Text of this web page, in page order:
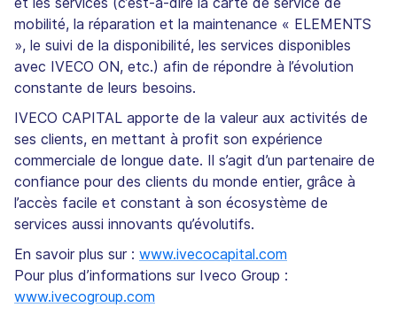
mobilité, la réparation et la maintenance « ELEMENTS
», le suivi de la disponibilité, les services disponibles
avec IVECO ON, etc.) afin de répondre à l’évolution
constante de leurs besoins.
IVECO CAPITAL apporte de la valeur aux activités de
ses clients, en mettant à profit son expérience
commerciale de longue date. Il s’agit d’un partenaire de
confiance pour des clients du monde entier, grâce à
l’accès facile et constant à son écosystème de
services aussi innovants qu’évolutifs.
En savoir plus sur : www.ivecocapital.com
Pour plus d’informations sur Iveco Group :
www.ivecogroup.com